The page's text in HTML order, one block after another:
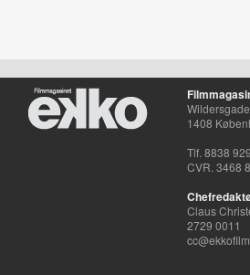
1408
Tlf. 8838
CVR. 3468
Claus
2729 0011